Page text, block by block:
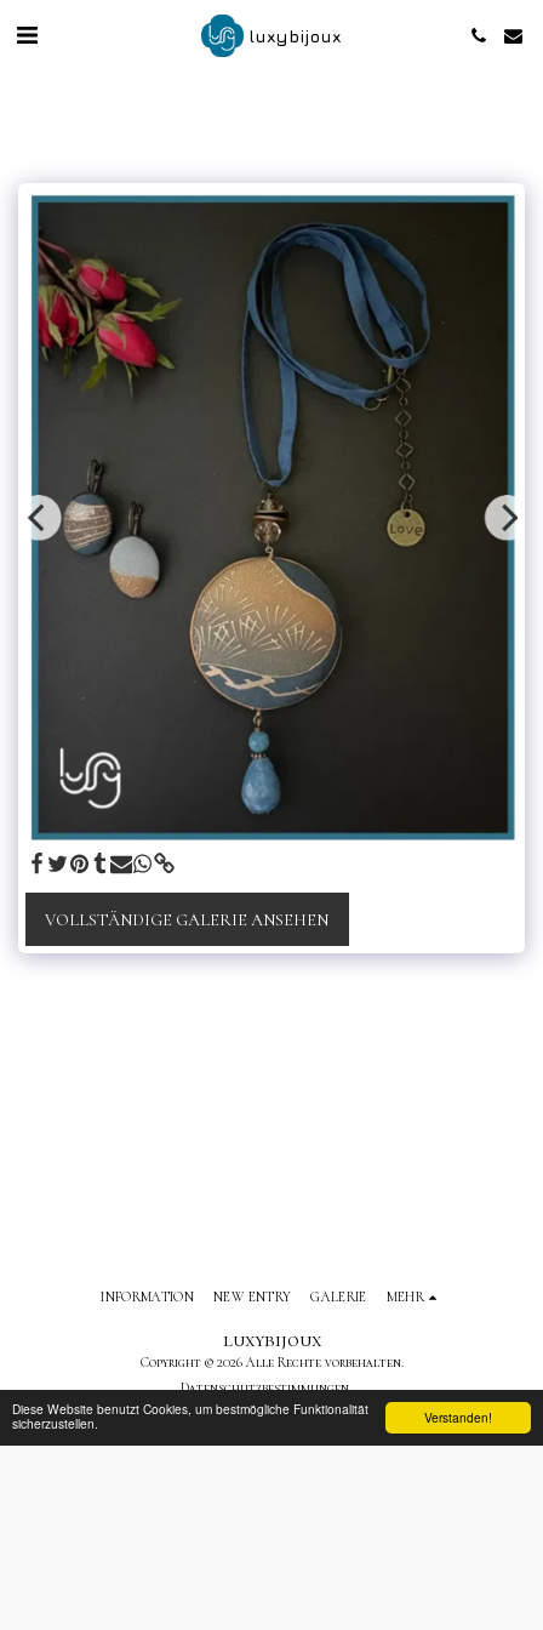
Verstanden!
Diese Website benutzt Cookies, um bestmögliche Funktionalität
sicherzustellen.
luxybijoux
VOLLSTÄNDIGE GALERIE ANSEHEN
luxybijoux
Copyright © 2026 Alle Rechte vorbehalten.
Datenschutzbestimmungen
INFORMATION NEW ENTRY GALERIE MEHR